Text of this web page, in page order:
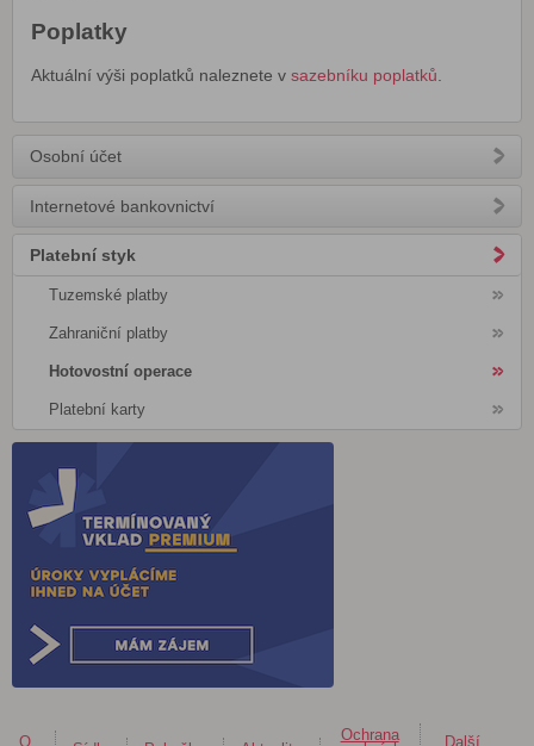
Poplatky
Aktuální výši poplatků naleznete v sazebníku poplatků
Osobní účet
Internetové bankovnictví
Platební styk
Tuzemské platby
Zahraniční platby
Hotovostní operace
Platební karty
O
Ochrana
Další